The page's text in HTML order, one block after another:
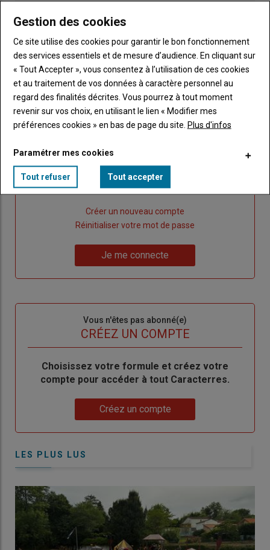
Publicité
Sous-
Vous êtes abonné(e)
Body
Connectez-vous à votre compte pour profiter
de votre abonnement
Créer un nouveau compte
de
Réinitialiser votre mot de passe
me
Je me connecte
Vous n'êtes pas abonné(e)
CRÉEZ UN COMPTE
BodyChoisissez votre formule et créez votre
compte pour accéder à tout Caracterres.
Créez un compte
LES PLUS LUS
Gestion des cookies
Ce site utilise des cookies pour garantir le bon fonctionnement
des services essentiels et de mesure d’audience. En cliquant sur
« Tout Accepter », vous consentez à l’utilisation de ces cookies
et au traitement de vos données à caractère personnel au
regard des finalités décrites. Vous pourrez à tout moment
revenir sur vos choix, en utilisant le lien « Modifier mes
préférences cookies » en bas de page du site. Plus d'infos
Paramétrer mes cookies
Tout refuser Tout accepter